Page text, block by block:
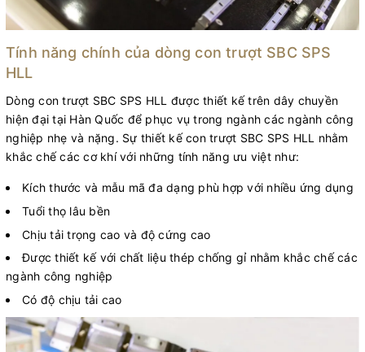
Tính năng chính của dòng con trượt SBC SPS
HLL
Dòng con trượt SBC SPS HLL được thiết kế trên dây chuyền
hiện đại tại Hàn Quốc để phục vụ trong ngành các ngành công
nghiệp nhẹ và nặng. Sự thiết kế con trượt SBC SPS HLL nhằm
khắc chế các cơ khí với những tính năng ưu việt như:
Kích thước và mẫu mã đa dạng phù hợp với nhiều ứng dụng
Tuổi thọ lâu bền
Chịu tải trọng cao và độ cứng cao
Được thiết kế với chất liệu thép chống gỉ nhằm khắc chế các
ngành công nghiệp
Có độ chịu tải cao